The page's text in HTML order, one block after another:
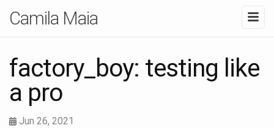
Camila Maia
factory_boy: testing like
a pro
Jun 26, 2021